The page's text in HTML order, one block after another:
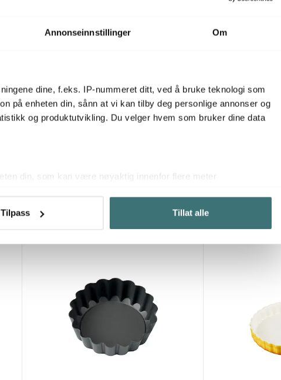
Annonseinnstillinger Om
dine, f.eks. IP-nummeret ditt, ved å bruke teknologi som
på enheten din, sånn at vi kan tilby deg personlige annonser og
og produktutvikling. Du velger hvem som bruker dine data
din, som kan være nøyaktig innenfor flere meter
fra erklæringen om informasjonskapsler.
den med annen informasjon du har gjort tilgjengelig for
deres.
Tilpass Tillat alle
På lager
Paiform 28 cm
679 kr